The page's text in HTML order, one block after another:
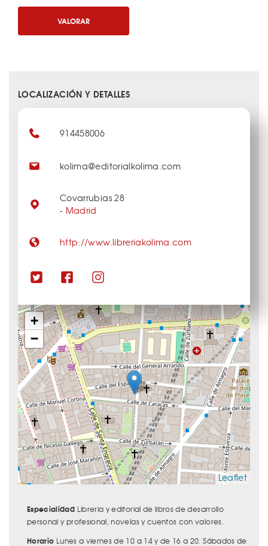
VALORAR
LOCALIZACIÓN Y DETALLES
+
−
Leaflet
914458006
kolima@editorialkolima.com
Covarrubias 28
- Madrid
http://www.libreriakolima.com
Especialidad Libreria y editorial de libros de desarrollo
personal y profesional, novelas y cuentos con valores.
Horario Lunes a viernes de 10 a 14 y de 16 a 20. Sábados de